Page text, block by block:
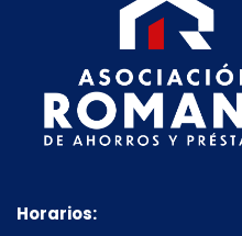
Horarios: